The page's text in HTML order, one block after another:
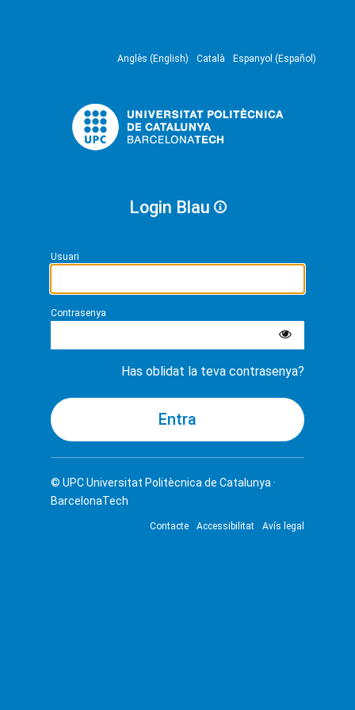
Anglès (English) Català Espanyol (Español)
Login Blau
Usuari
Contrasenya
Has oblidat la teva contrasenya?
© UPCUniversitat Politècnica de Catalunya ·
BarcelonaTech
Contacte Accessibilitat Avís legal